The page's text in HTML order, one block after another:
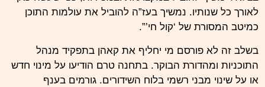
לאורך כל שנותיו. נמשיך בעז”ה להוביל את עולמות התוכן
כמיטב המסורת של ‘קול חי’”.
בשלב זה לא פורסם מי יחליף את קאהן בתפקיד מנהל
התוכניות ומהדורת הבוקר. בתחנה טרם הודיעו על מינוי חדש
או על שינוי מבני רשמי בלוח השידורים. גורמים בענף